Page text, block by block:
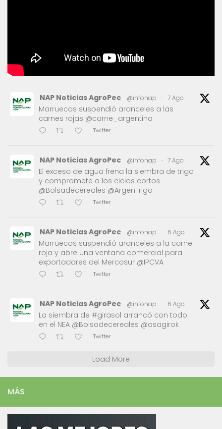
NAP Noticias AgroPec @infonap · 7 Ago
Marruecos suspendió aranceles a las
carnes rojas @carne_argentina
Twitter
NAP Noticias AgroPec @infonap · 7 Ago
El exceso de agua frena la siembra de trigo
y compromete a los ciclos cortos
@Bolsadecereales @ArgenTrigo
Twitter
NAP Noticias AgroPec @infonap · 6 Ago
Marruecos suspendió aranceles a la carne
roja y abre una ventana comercial para
exportadores del Mercosur @IPCVA
Twitter
NAP Noticias AgroPec @infonap · 6 Ago
La siembra de #girasol arrancó con todo
en el NEA @Bolsadecereales @asagirok
Twitter
Load More
MÁS